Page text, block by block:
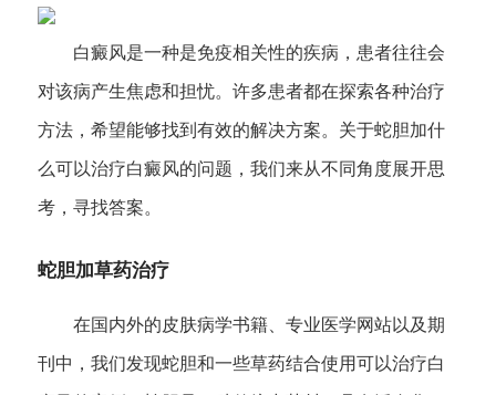
白癜风是一种是免疫相关性的疾病，患者往往会
对该病产生焦虑和担忧。许多患者都在探索各种治疗
方法，希望能够找到有效的解决方案。关于蛇胆加什
么可以治疗白癜风的问题，我们来从不同角度展开思
考，寻找答案。
蛇胆加草药治疗
在国内外的皮肤病学书籍、专业医学网站以及期
刊中，我们发现蛇胆和一些草药结合使用可以治疗白